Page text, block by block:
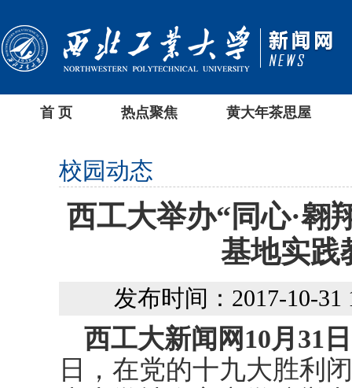
首 页 热点聚焦 黄大年茶思屋
校园动态
西工大举办“同心·
基地实践
发布时间：2017-10-31
西工大新闻网10月31
日，在党的十九大胜利